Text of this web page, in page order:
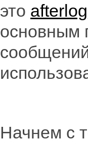
это
основным
Начнем с